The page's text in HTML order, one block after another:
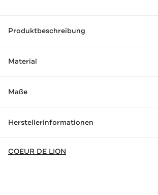
Produktbeschreibung
Material
Maße
Herstellerinformationen
COEUR DE LION